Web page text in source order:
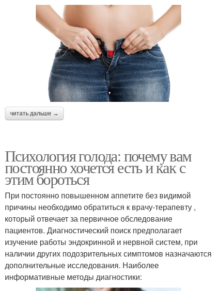
читать дальше →
Психология голода: почему вам
постоянно хочется есть и как с
этим бороться
При постоянно повышенном аппетите без видимой
причины необходимо обратиться к врачу-терапевту ,
который отвечает за первичное обследование
пациентов. Диагностический поиск предполагает
изучение работы эндокринной и нервной систем, при
наличии других подозрительных симптомов назначаются
дополнительные исследования. Наиболее
информативные методы диагностики: